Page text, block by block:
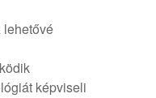
lehetővé
képviseli